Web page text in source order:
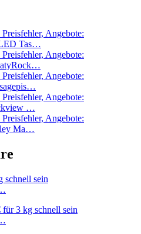
Angebote:
Tas…
Angebote:
Angebote:
Angebote:
…
Angebote:
Ma…
schnell sein
für 3 kg schnell sein